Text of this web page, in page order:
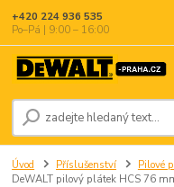
+420 224 936 535
Po–Pá | 9:00 – 16:00
Úvod Příslušenství Pilové
DeWALT pilový plátek HCS 76